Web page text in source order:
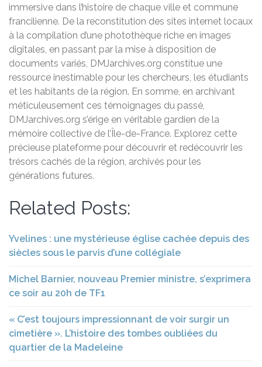
immersive dans l’histoire de chaque ville et commune
francilienne. De la reconstitution des sites internet locaux
à la compilation d’une photothèque riche en images
digitales, en passant par la mise à disposition de
documents variés, DMJarchives.org constitue une
ressource inestimable pour les chercheurs, les étudiants
et les habitants de la région. En somme, en archivant
méticuleusement ces témoignages du passé,
DMJarchives.org s’érige en véritable gardien de la
mémoire collective de l’Île-de-France. Explorez cette
précieuse plateforme pour découvrir et redécouvrir les
trésors cachés de la région, archivés pour les
générations futures.
Related Posts:
Yvelines : une mystérieuse église cachée depuis des
siècles sous le parvis d’une collégiale
Michel Barnier, nouveau Premier ministre, s’exprimera
ce soir au 20h de TF1
« C’est toujours impressionnant de voir surgir un
cimetière ». L’histoire des tombes oubliées du
quartier de la Madeleine